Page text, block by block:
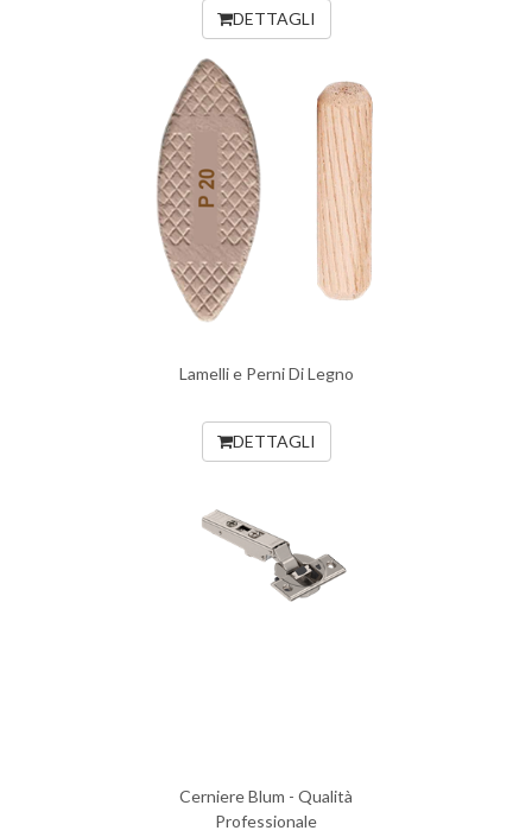
DETTAGLI
Lamelli e Perni Di Legno
DETTAGLI
Cerniere Blum - Qualità
Professionale